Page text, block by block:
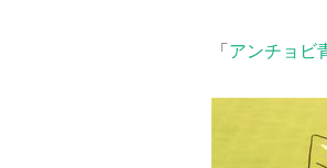
「 アンチョビ